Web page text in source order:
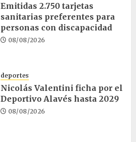
Emitidas 2.750 tarjetas
sanitarias preferentes para
personas con discapacidad
08/08/2026
deportes
Nicolás Valentini ficha por el
Deportivo Alavés hasta 2029
08/08/2026